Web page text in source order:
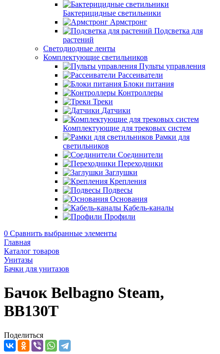
Бактерицидные светильники
Армстронг
Подсветка для
растений
Светодиодные ленты
Комплектующие светильников
Пульты управления
Рассеиватели
Блоки питания
Контроллеры
Треки
Датчики
Комплектующие для трековых систем
Рамки для
светильников
Соединители
Переходники
Заглушки
Крепления
Подвесы
Основания
Кабель-каналы
Профили
0 Сравнить выбранные элементы
Главная
Каталог товаров
Унитазы
Бачки для унитазов
Бачок Belbagno Steam,
BB130T
Поделиться